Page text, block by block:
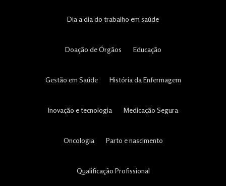
Dia a dia do trabalho em saúde
Doação de Órgãos Educação
Gestão em Saúde História da Enfermagem
Inovação e tecnologia Medicação Segura
Oncologia Parto e nascimento
Qualificação Profissional